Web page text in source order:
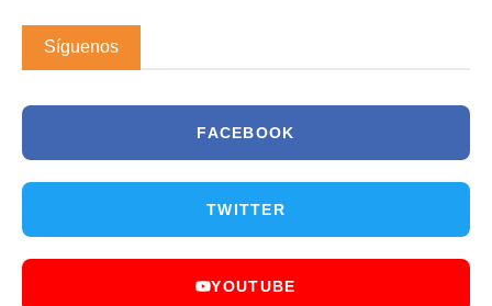
Síguenos
FACEBOOK
TWITTER
YOUTUBE